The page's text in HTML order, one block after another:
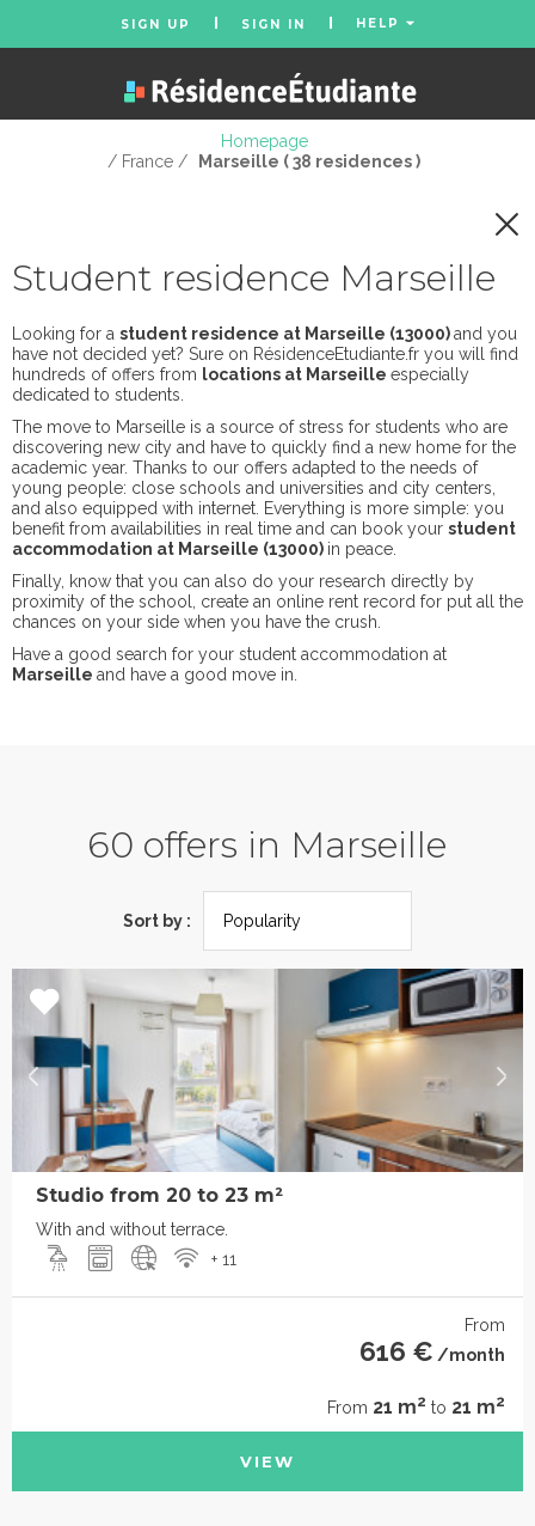
SIGN UP SIGN IN HELP
Homepage
/ France /
Marseille ( 38 residences )
Student residence Marseille
Looking for a student residence at Marseille (13000)and you
have not decided yet? Sure on RésidenceEtudiante.fr you will find
hundreds of offers from locations at Marseille especially
dedicated to students.
The move to Marseille is a source of stress for students who are
discovering new city and have to quickly find a new home for the
academic year. Thanks to our offers adapted to the needs of
young people: close schools and universities and city centers,
and also equipped with internet. Everything is more simple: you
benefit from availabilities in real time and can book your student
accommodation at Marseille (13000) in peace.
Finally, know that you can also do your research directly by
proximity of the school, create an online rent record for put all the
chances on your side when you have the crush.
Have a good search for your student accommodation at
Marseille and have a good move in.
60 offers in Marseille
Sort by :
Studio from 20 to 23 m²
With and without terrace.
+ 11
From
616 € /month
From 21 m2 to 21 m2
VIEW